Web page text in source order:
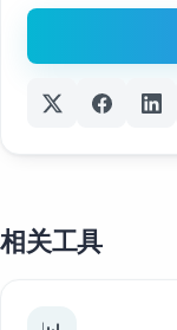
相关工具